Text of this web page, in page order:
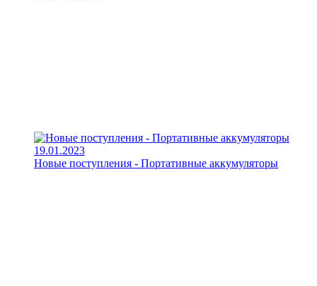
19.01.2023
Новые поступления - Портативные аккумуляторы